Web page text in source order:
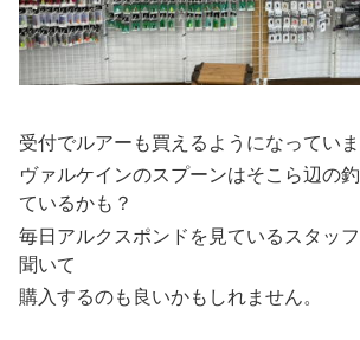
受付でルアーも買えるようになっていま
ヴァルケインのスプーンはそこら辺の
ているかも？
毎日アルクスポンドを見ているスタッ
聞いて
購入するのも良いかもしれません。